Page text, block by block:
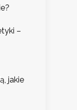
–
jakie